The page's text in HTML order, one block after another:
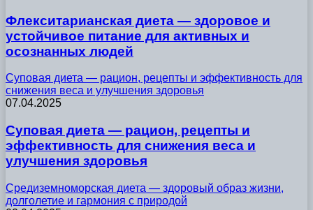
Флекситарианская диета — здоровое и
устойчивое питание для активных и
осознанных людей
Суповая диета — рацион, рецепты и эффективность для
снижения веса и улучшения здоровья
07.04.2025
Суповая диета — рацион, рецепты и
эффективность для снижения веса и
улучшения здоровья
Средиземноморская диета — здоровый образ жизни,
долголетие и гармония с природой